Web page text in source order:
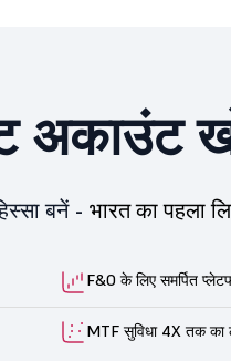
अकाउंट
बनें - भारत का पहला
F&O के लिए समर्पित
MTF सुविधा 4X तक का